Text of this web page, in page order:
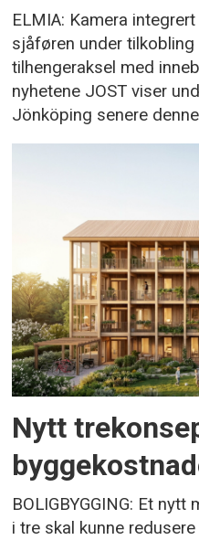
ELMIA: Kamera
sjåføren under
tilhengeraksel med
nyhetene JOST viser
Jönköping senere
Nytt
BOLIGBYGGING: Et
i tre skal kunne